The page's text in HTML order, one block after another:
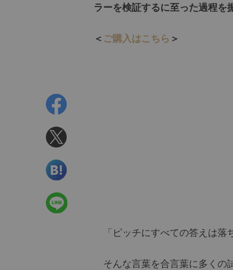
ラーを検証するに至った過程を
＜ ご購入はこちら ＞
「ピッチにすべての答えは落
そんな言葉を合言葉に多くの